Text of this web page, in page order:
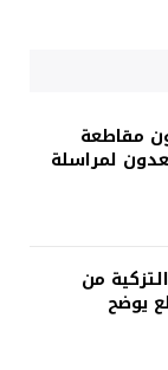
مقاطعة
ويستعدون لمراسلة
من
يوضح